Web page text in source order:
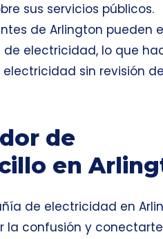
sus servicios públicos.
de Arlington pueden
electricidad, lo que
sin revisión de
de
en
de electricidad en
la confusión y